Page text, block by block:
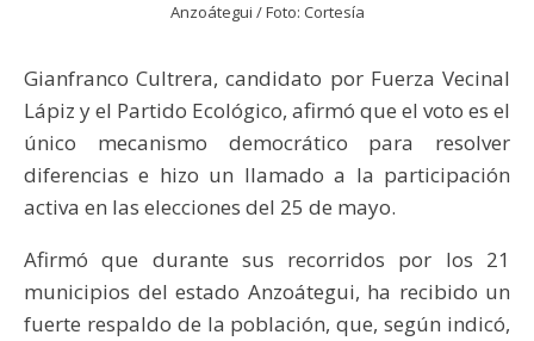
Anzoátegui / Foto: Cortesía
Gianfranco Cultrera, candidato por Fuerza Vecinal
Lápiz y el Partido Ecológico, afirmó que el voto es el
único mecanismo democrático para resolver
diferencias e hizo un llamado a la participación
activa en las elecciones del 25 de mayo.
Afirmó que durante sus recorridos por los 21
municipios del estado Anzoátegui, ha recibido un
fuerte respaldo de la población, que, según indicó,